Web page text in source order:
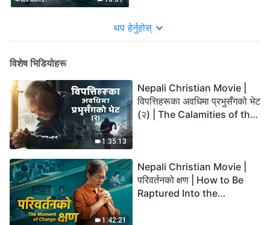
थप हेर्नुहोस्
विशेष भिडियोहरू
1:35:13
Nepali Christian Movie |
विपत्तिहरूका अवधिमा प्रभुसँगको भेट
(२) | The Calamities of the
1:42:21
Nepali Christian Movie |
परिवर्तनको क्षण | How to Be
Raptured Into the